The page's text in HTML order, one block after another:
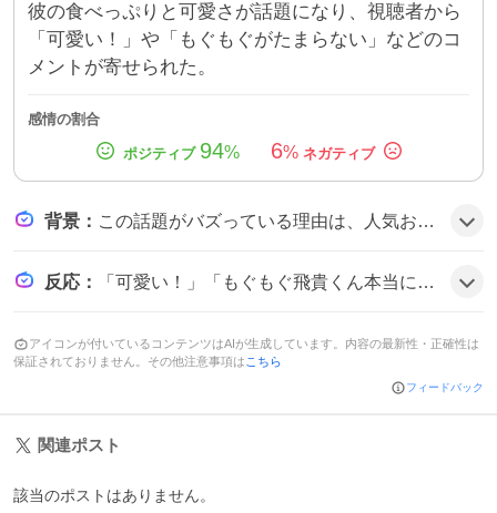
彼の食べっぷりと可愛さが話題になり、視聴者から
「可愛い！」や「もぐもぐがたまらない」などのコ
メントが寄せられた。
感情の割合
94% 6%
背景 ： この話題がバズっている理由は、人気お笑いコンビ『かまいたち』の番組『瞬間回答』で、浮所飛貴がスシローの寿司を食べる姿が放送されたことがきっかけで、視聴者が彼の可愛さや食べ方に共感し、SNSでリアクションが拡散されたようだ。
反応 ： 「可愛い！」「もぐもぐ飛貴くん本当にかわいい！」「浮所くん可愛いですよねー」など、ファンは彼の食べる姿を称賛し、TVerでの再視聴や関連動画のシェアが相次いでいる様子だ。
アイコンが付いているコンテンツはAIが生成しています。内容の最新性・正確性は
保証されておりません。その他注意事項は こちら
フィードバック
関連ポスト
該当のポストはありません。